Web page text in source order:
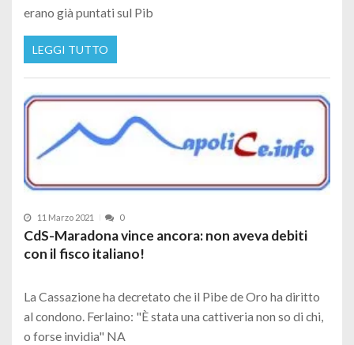
erano già puntati sul Pib
LEGGI TUTTO
11 Marzo 2021 0
CdS-Maradona vince ancora: non aveva debiti
con il fisco italiano!
La Cassazione ha decretato che il Pibe de Oro ha diritto
al condono. Ferlaino: "È stata una cattiveria non so di chi,
o forse invidia" NA